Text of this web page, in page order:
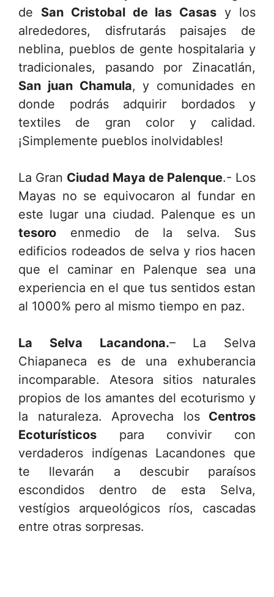
de San Cristobal de las Casas y los
alrededores, disfrutarás paisajes de
neblina, pueblos de gente hospitalaria y
tradicionales, pasando por Zinacatlán,
San juan Chamula, y comunidades en
donde podrás adquirir bordados y
textiles de gran color y calidad.
¡Simplemente pueblos inolvidables!
La Gran Ciudad Maya de Palenque.- Los
Mayas no se equivocaron al fundar en
este lugar una ciudad. Palenque es un
tesoro enmedio de la selva. Sus
edificios rodeados de selva y rios hacen
que el caminar en Palenque sea una
experiencia en el que tus sentidos estan
al 1000% pero al mismo tiempo en paz.
La Selva Lacandona.– La Selva
Chiapaneca es de una exhuberancia
incomparable. Atesora sitios naturales
propios de los amantes del ecoturismo y
la naturaleza. Aprovecha losCentros
Ecoturísticos para convivir con
verdaderos indígenas Lacandones que
te llevarán a descubir paraísos
escondidos dentro de esta Selva,
vestígios arqueológicos ríos, cascadas
entre otras sorpresas.